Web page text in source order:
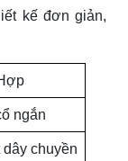
kế đơn giản,
ngắn
chuyền